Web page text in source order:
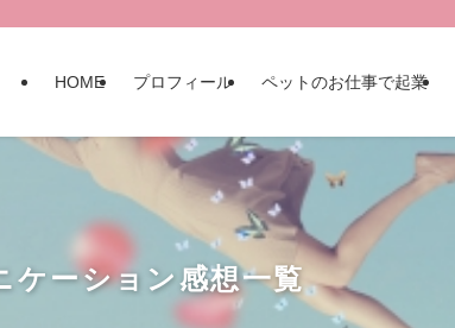
HOME プロフィール ペットのお仕事で起業
ケーション感想一覧